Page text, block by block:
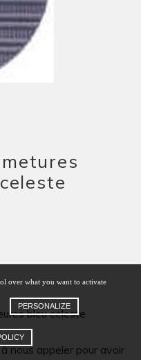
bleu celeste
nous appeler pour avoir
over what you want to activate
PERSONALIZE